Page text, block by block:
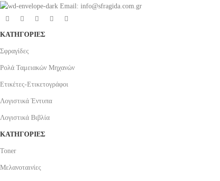
Email: info@sfragida.com.gr
ΚΑΤΗΓΟΡΙΕΣ
Σφραγίδες
Ρολά Ταμειακών Μηχανών
Ετικέτες-Ετικετογράφοι
Λογιστικά Έντυπα
Λογιστικά Βιβλία
ΚΑΤΗΓΟΡΙΕΣ
Toner
Μελανοταινίες